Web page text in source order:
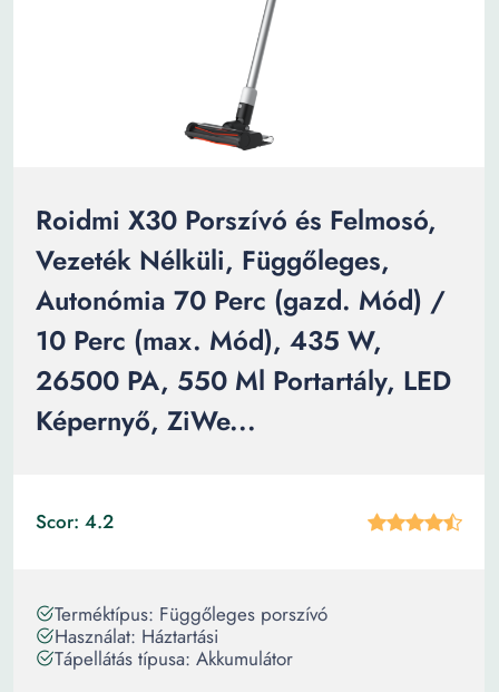
Roidmi X30 Porszívó és Felmosó,
Vezeték Nélküli, Függőleges,
Autonómia 70 Perc (gazd. Mód) /
10 Perc (max. Mód), 435 W,
26500 PA, 550 Ml Portartály, LED
Képernyő, ZiWe...
Scor: 4.2
Terméktípus: Függőleges porszívó
Használat: Háztartási
Tápellátás típusa: Akkumulátor